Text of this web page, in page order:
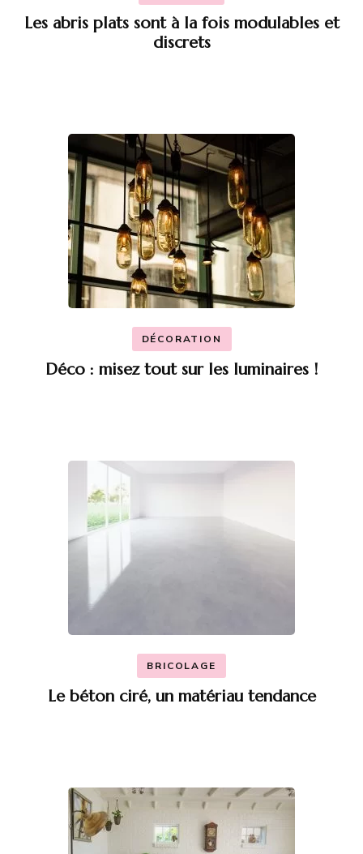
Les abris plats sont à la fois modulables et
discrets
DÉCORATION
Déco : misez tout sur les luminaires !
BRICOLAGE
Le béton ciré, un matériau tendance